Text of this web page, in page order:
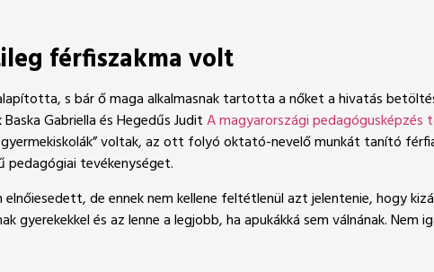
férfiszakma volt
s bár ő maga alkalmasnak tartotta a nőket a hivatás
Gabriella és Hegedűs JuditA magyarországi
voltak, az ott folyó oktató-nevelő munkát tanító
pedagógiai tevékenységet.
de ennek nem kellene feltétlenül azt jelentenie, hogy
gyerekekkel és az lenne a legjobb, ha apukákká sem válnának. Nem